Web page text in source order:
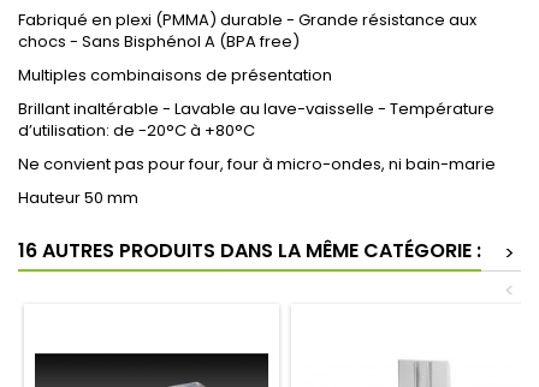
Fabriqué en plexi (PMMA) durable - Grande résistance aux
chocs - Sans Bisphénol A (BPA free)
Multiples combinaisons de présentation
Brillant inaltérable - Lavable au lave-vaisselle - Température
d’utilisation: de -20°C à +80°C
Ne convient pas pour four, four à micro-ondes, ni bain-marie
Hauteur 50 mm
16 AUTRES PRODUITS DANS LA MÊME CATÉGORIE :
>
<